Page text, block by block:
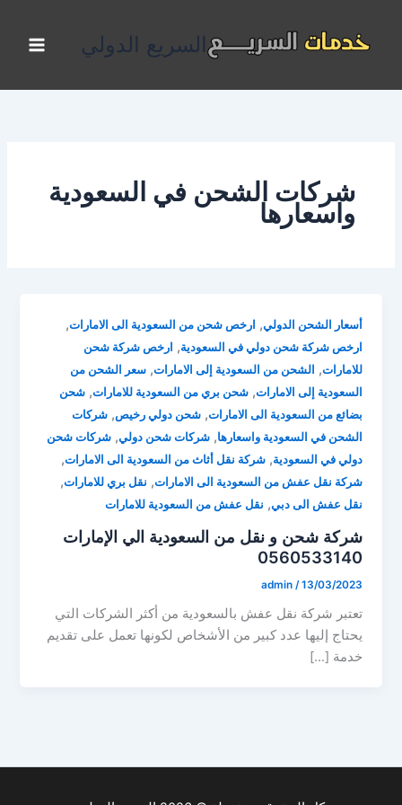
المحتوى
السريع الدولي
شركات الشحن في السعودية
واسعارها
أسعار الشحن الدولي, ارخص شحن من السعودية الى الامارات,
ارخص شركة شحن دولي في السعودية, ارخص شركة شحن
للامارات, الشحن من السعودية إلى الامارات,سعر الشحن من
السعودية إلى الامارات,شحن بري من السعودية للامارات,شحن
بضائع من السعودية الى الامارات,شحن دولي رخيص,شركات
الشحن في السعودية واسعارها,شركات شحن دولي,شركات شحن
دولي في السعودية,شركة نقل أثاث من السعودية الى الامارات,
شركة نقل عفش من السعودية الى الامارات, نقل بري للامارات,
نقل عفش الى دبي, نقل عفش من السعودية للامارات
شركة شحن و نقل من السعودية الي الإمارات
0560533140
admin /13/03/2023
تعتبر شركة نقل عفش بالسعودية من أكثر الشركات التي
يحتاج إليها عدد كبير من الأشخاص لكونها تعمل على تقديم
خدمة […]